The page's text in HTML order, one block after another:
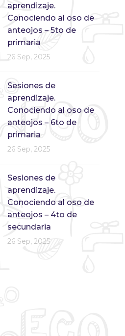
aprendizaje.
Conociendo al oso de
anteojos – 5to de
primaria
26 Sep, 2025
Sesiones de
aprendizaje.
Conociendo al oso de
anteojos – 6to de
primaria
26 Sep, 2025
Sesiones de
aprendizaje.
Conociendo al oso de
anteojos – 4to de
secundaria
26 Sep, 2025